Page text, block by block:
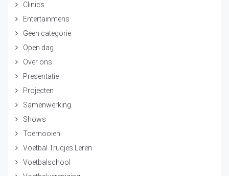
Clinics
Entertainmens
Geen categorie
Open dag
Over ons
Presentatie
Projecten
Samenwerking
Shows
Toernooien
Voetbal Trucjes Leren
Voetbalschool